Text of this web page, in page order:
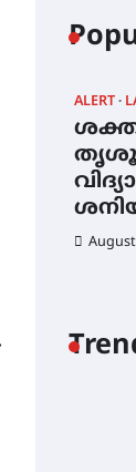
ALERT
തൃശൂർ